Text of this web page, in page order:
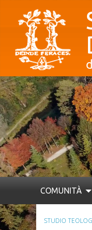
content
COMUNITÀ
STUDIO